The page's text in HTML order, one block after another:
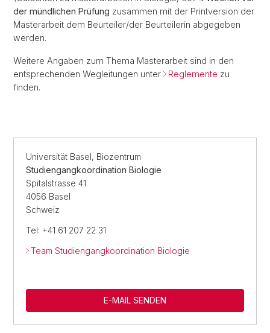
der mündlichen Prüfung zusammen mit der Printversion der
Masterarbeit dem Beurteiler/der Beurteilerin abgegeben
werden.
Weitere Angaben zum Thema Masterarbeit sind in den
entsprechenden Wegleitungen unter
Reglemente zu
finden.
Universität Basel, Biozentrum
Studiengangkoordination Biologie
Spitalstrasse 41
4056 Basel
Schweiz
Tel: +41 61 207 22 31
Team Studiengangkoordination Biologie
E-MAIL SENDEN